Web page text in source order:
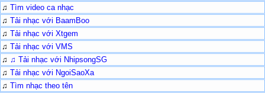
♫ Tìm video ca nhạc
♫ Tải nhạc với BaamBoo
♫ Tải nhạc với Xtgem
♫ Tải nhạc với VMS
♫ ♫ Tải nhạc với NhipsongSG
♫ Tải nhạc với NgoiSaoXa
♫ Tìm nhạc theo tên